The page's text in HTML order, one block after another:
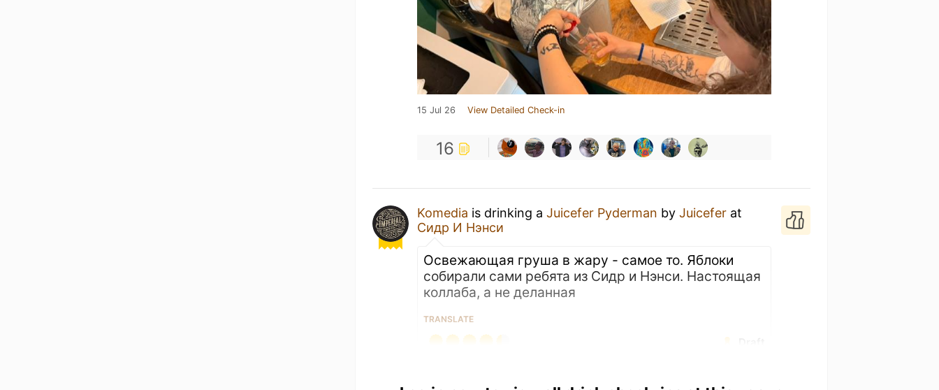
15 Jul 26 View Detailed Check-in
16
Komedia is drinking aJuicefer Pyderman byJuicefer at
Сидр И Нэнси
Освежающая груша в жару - самое то. Яблоки
собирали сами ребята из Сидр и Нэнси. Настоящая
коллаба, а не деланная
TRANSLATE